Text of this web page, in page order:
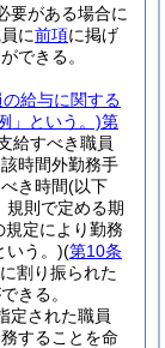
要がある場合に
に前項に掲げ
できる。
給与に関する
」という。)第
給すべき職員
時間外勤務手
き時間(以下
規則で定める期
規定により勤務
いう。)(第10条
に割り振られた
きる。
定された職員
することを命